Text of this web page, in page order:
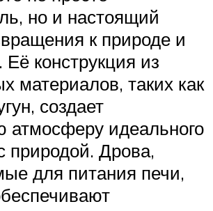
но и настоящий
к природе и
конструкция из
материалов, таких как
создает
атмосферу идеального
природой. Дрова,
для питания печи,